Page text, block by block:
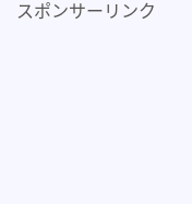
スポンサーリンク